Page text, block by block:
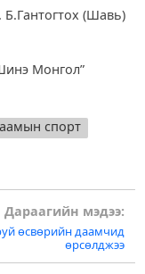
(Шавь)
Монгол”
спорт
Дараагийн мэдээ:
өсвөрийн даамчид
өрсөлджээ